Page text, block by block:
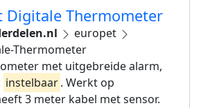
Digitale Thermometer
europet
Thermometer
met uitgebreide alarm,
instelbaar. Werkt op
3 meter kabel met sensor.